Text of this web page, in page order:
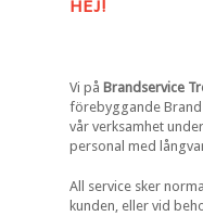
HEJ!
Vi påBrandservice
förebyggande Brand
vår verksamhet
personal med
All service sker
kunden, eller vid